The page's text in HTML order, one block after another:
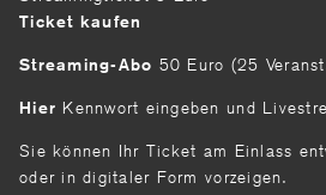
Ticket kaufen
Streaming-Abo 50 Euro (25
Hier Kennwort eingeben und
Sie können Ihr Ticket am Einlass
oder in digitaler Form vorzeigen.